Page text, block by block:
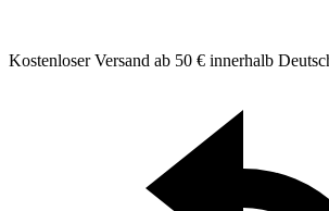
Kostenloser Versand ab 50 € innerhalb